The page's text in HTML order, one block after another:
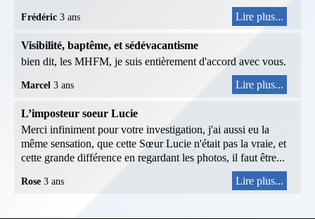
Frédéric 3 ans Lire plus...
Visibilité, baptême, et sédévacantisme
bien dit, les MHFM, je suis entièrement d'accord avec vous.
Marcel 3 ans Lire plus...
L’imposteur soeur Lucie
Merci infiniment pour votre investigation, j'ai aussi eu la
même sensation, que cette Sœur Lucie n'était pas la vraie, et
cette grande différence en regardant les photos, il faut être...
Rose 3 ans Lire plus...